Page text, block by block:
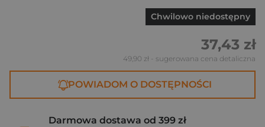
Chwilowo niedostępny
37,43 zł
49,90 zł - sugerowana cena detaliczna
POWIADOM O DOSTĘPNOŚCI
Darmowa dostawa od 399 zł